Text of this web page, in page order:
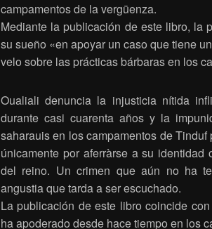
campamentos de la vergüenza.
Mediante la publicación de este libro, la
su sueño «en apoyar un caso que tiene
velo sobre las prácticas bárbaras en los
Oualiali denuncia la injusticia nítida
durante casi cuarenta años y la
saharauis en los campamentos de
únicamente por aferràrse a su
del reino. Un crimen que aún no ha
angustia que tarda a ser escuchado.
La publicación de este libro coincide
ha apoderado desde hace tiempo en los